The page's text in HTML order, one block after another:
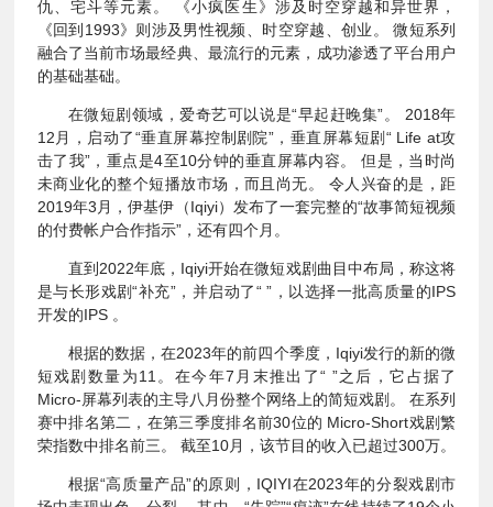
仇、宅斗等元素。 《小疯医生》涉及时空穿越和异世界，
《回到1993》则涉及男性视频、时空穿越、创业。 微短系列
融合了当前市场最经典、最流行的元素，成功渗透了平台用户
的基础基础。
在微短剧领域，爱奇艺可以说是“早起赶晚集”。 2018年
12月，启动了“垂直屏幕控制剧院”，垂直屏幕短剧“ Life at攻
击了我”，重点是4至10分钟的垂直屏幕内容。 但是，当时尚
未商业化的整个短播放市场，而且尚无。 令人兴奋的是，距
2019年3月，伊基伊（Iqiyi）发布了一套完整的“故事简短视频
的付费帐户合作指示”，还有四个月。
直到2022年底，Iqiyi开始在微短戏剧曲目中布局，称这将
是与长形戏剧“补充”，并启动了“ ”，以选择一批高质量的IPS
开发的IPS 。
根据的数据，在2023年的前四个季度，Iqiyi发行的新的微
短戏剧数量为11。在今年7月末推出了“ ”之后，它占据了
Micro-屏幕列表的主导八月份整个网络上的简短戏剧。 在系列
赛中排名第二，在第三季度排名前30位的 Micro-Short戏剧繁
荣指数中排名前三。 截至10月，该节目的收入已超过300万。
根据“高质量产品”的原则，IQIYI在2023年的分裂戏剧市